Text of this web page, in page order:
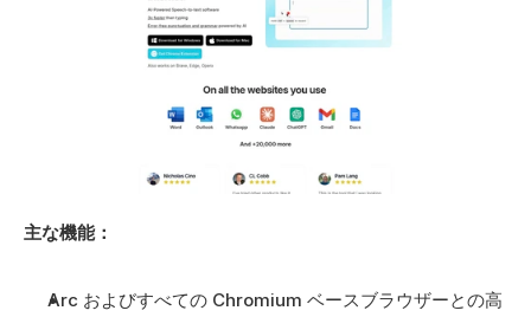
主な機能：
Arc およびすべての Chromium ベースブラウザーとの高